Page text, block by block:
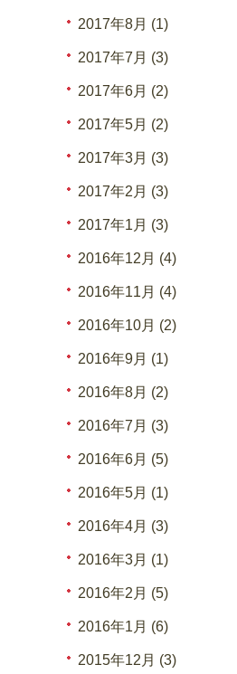
2017年8月 (1)
2017年7月 (3)
2017年6月 (2)
2017年5月 (2)
2017年3月 (3)
2017年2月 (3)
2017年1月 (3)
2016年12月 (4)
2016年11月 (4)
2016年10月 (2)
2016年9月 (1)
2016年8月 (2)
2016年7月 (3)
2016年6月 (5)
2016年5月 (1)
2016年4月 (3)
2016年3月 (1)
2016年2月 (5)
2016年1月 (6)
2015年12月 (3)